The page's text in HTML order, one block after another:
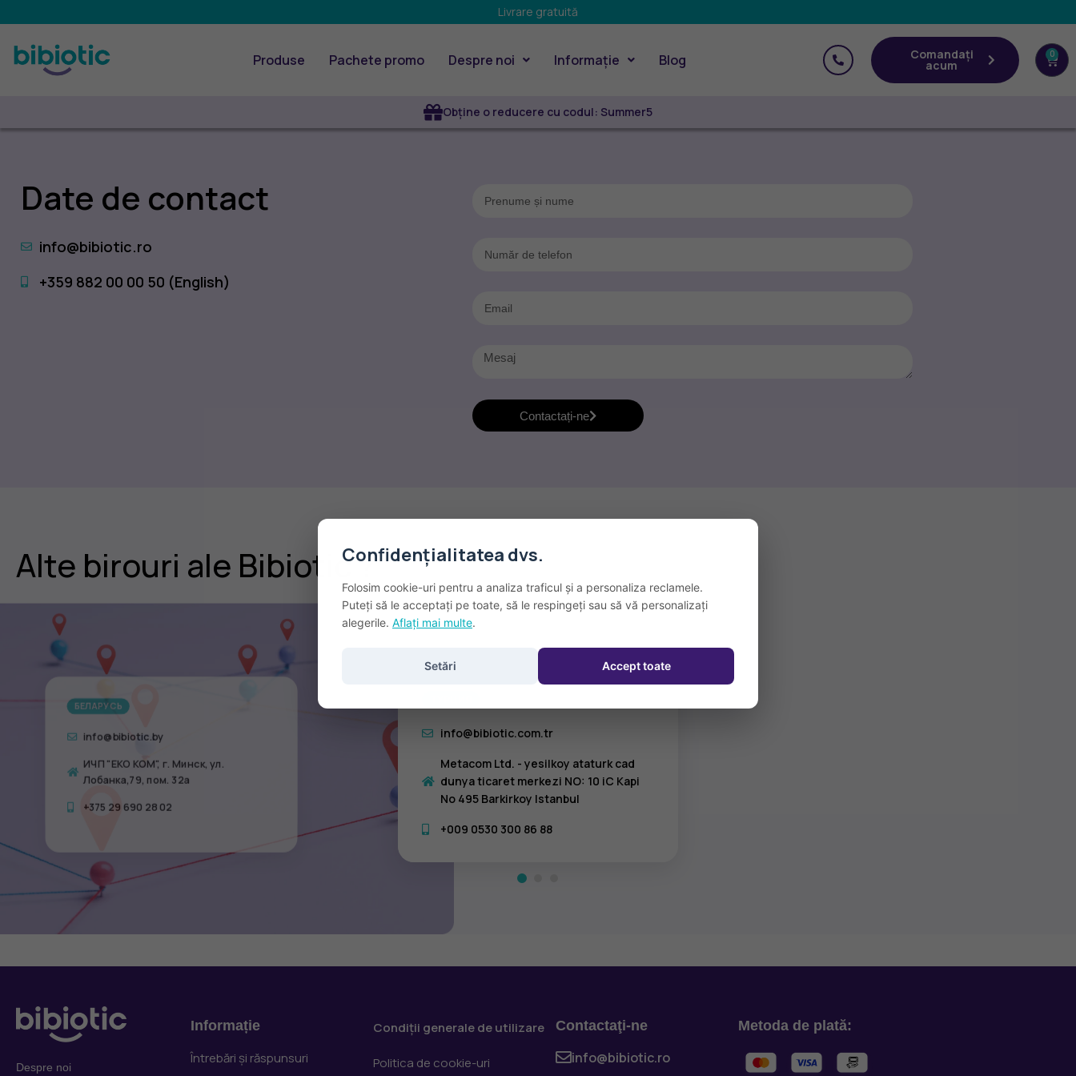
Livrare gratuită
Produse Pachete promo Despre noi Informație Blog Comandați
acum
0
Obține o reducere cu codul: Summer5
Date de contact
info@bibiotic.ro
+359 882 00 00 50 (English)
Contactați-ne
Alte birouri ale Bibiotic ?
БЕЛАРУСЬ
info@bibiotic.by
ИЧП "ЕКО КОМ", г. Минск, ул.
Лобанка,79, пом. 32а
+375 29 690 28 02
info@bibiotic.com.tr
Metacom Ltd. - yesilkoy ataturk cad
dunya ticaret merkezi NO: 10 iC Kapi
No 495 Barkirkoy Istanbul
+009 0530 300 86 88
Despre noi
Informație
Întrebări și răspunsuri
Condiții generale de utilizare
Politica de cookie-uri
Contactaţi-ne
info@bibiotic.ro
Metoda de plată:
Confidențialitatea dvs.
Folosim cookie-uri pentru a analiza traficul și a personaliza reclamele.
Puteți să le acceptați pe toate, să le respingeți sau să vă personalizați
alegerile. Aflați mai multe.
Setări Accept toate